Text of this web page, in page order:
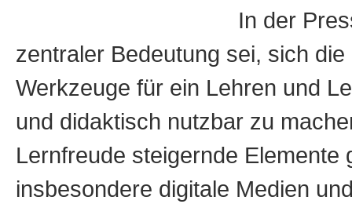
In der
zentraler Bedeutung sei, sich
Werkzeuge für ein Lehren und
und didaktisch nutzbar zu
Lernfreude steigernde Elemente
insbesondere digitale Medien